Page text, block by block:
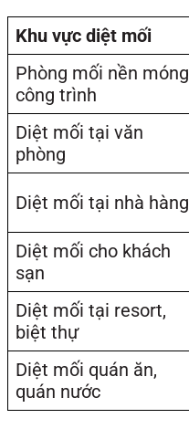
Khu vực diệt mối
Phòng mối nền móng
công trình
Diệt mối tại văn
phòng
Diệt mối tại nhà hàng
Diệt mối cho khách
sạn
Diệt mối tại resort,
biệt thự
Diệt mối quán ăn,
quán nước